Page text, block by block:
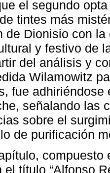
el segundo
tintes más
de Dionisio con
y festivo de
del análisis y
Wilamowitz
fue
señalando las
sobre el
de purificación
compuesto
el título “Alfonso